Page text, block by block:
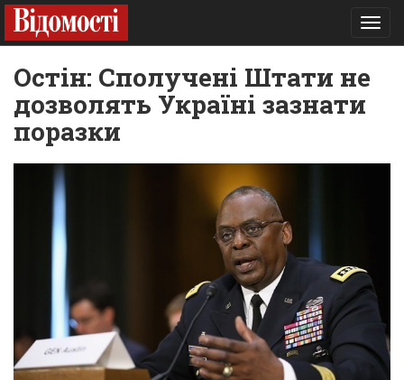
Остін: Сполучені Штати не
дозволять Україні зазнати
поразки